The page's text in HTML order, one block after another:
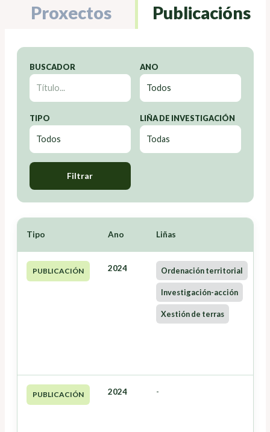
Proxectos Publicacións
BUSCADOR ANO
TIPO LIÑA DE INVESTIGACIÓN
Filtrar
Tipo Ano Liñas
PUBLICACIÓN 2024 Ordenación territorial
Investigación-acción
Xestión de terras
PUBLICACIÓN 2024 -